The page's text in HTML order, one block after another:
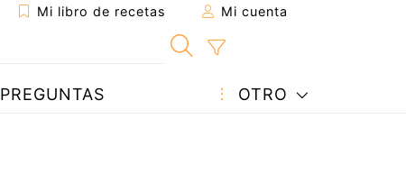
Mi libro de recetas Mi cuenta
PREGUNTAS OTRO